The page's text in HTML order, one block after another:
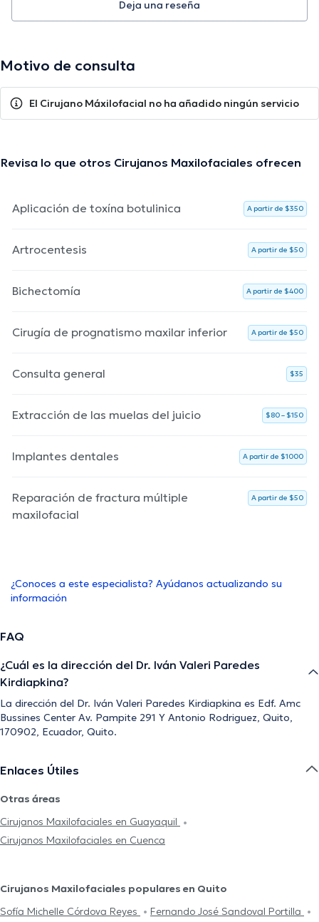
Deja una reseña
Motivo de consulta
El Cirujano Máxilofacial no ha añadido ningún servicio
Revisa lo que otros Cirujanos Maxilofaciales ofrecen
Aplicación de toxína botulinica A partir de $350
Artrocentesis A partir de $50
Bichectomía A partir de $400
Cirugía de prognatismo maxilar inferior A partir de $50
Consulta general $35
Extracción de las muelas del juicio $80 – $150
Implantes dentales A partir de $1000
Reparación de fractura múltiple
maxilofacial
A partir de $50
¿Conoces a este especialista? Ayúdanos actualizando su
información
FAQ
¿Cuál es la dirección del Dr. Iván Valeri Paredes
Kirdiapkina?
La dirección del Dr. Iván Valeri Paredes Kirdiapkina es Edf. Amc
Bussines Center Av. Pampite 291 Y Antonio Rodriguez, Quito,
170902, Ecuador, Quito.
Enlaces Útiles
Otras áreas
Cirujanos Maxilofaciales en Guayaquil
Cirujanos Maxilofaciales en Cuenca
Cirujanos Maxilofaciales populares en Quito
Sofía Michelle Córdova Reyes
Fernando José Sandoval Portilla